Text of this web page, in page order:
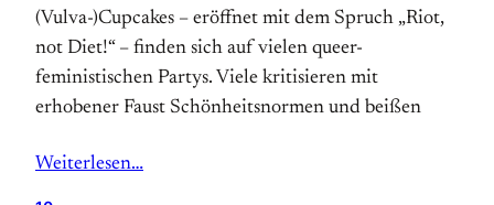
(Vulva-)Cupcakes – eröffnet mit dem Spruch „Riot,
not Diet!“ – finden sich auf vielen queer-
feministischen Partys. Viele kritisieren mit
erhobener Faust Schönheitsnormen und beißen
Weiterlesen…